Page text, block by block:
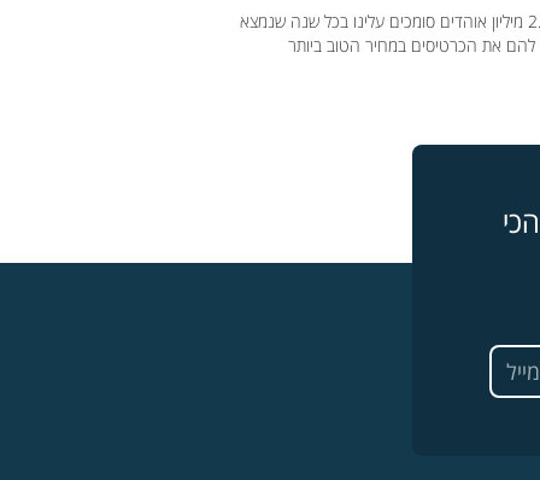
מעל 2.5 מיליון אוהדים סומכים עלינו בכל שנה שנמצא
להם את הכרטיסים במחיר הטוב ביותר